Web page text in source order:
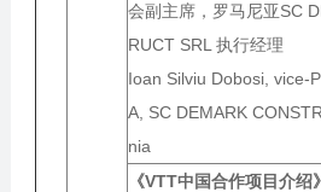
会副主席，罗马尼亚SC
RUCT SRL 执行经理
Ioan Silviu Dobosi, vice-
A, SC DEMARK
nia
《VTT中国合作项目介绍》